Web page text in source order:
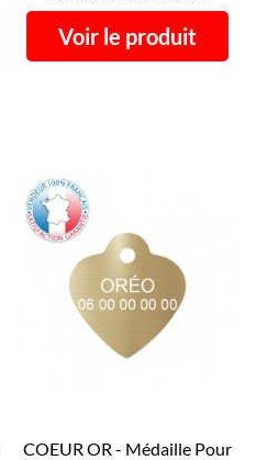
Voir le produit
COEUR OR - Médaille Pour